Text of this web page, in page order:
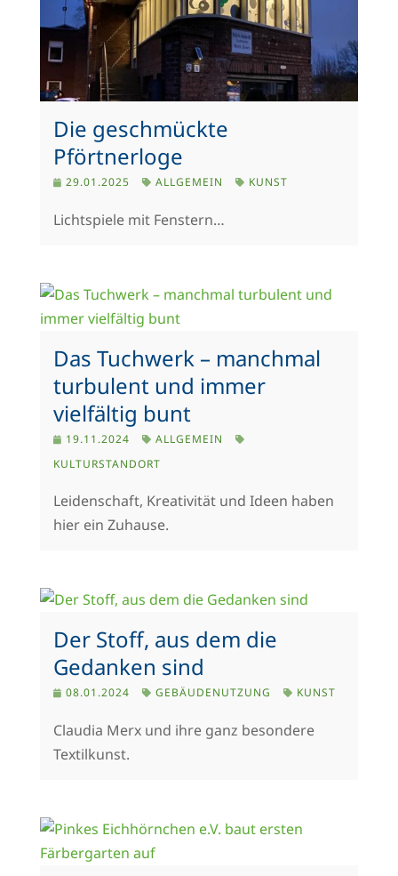
Die geschmückte
Pförtnerloge
29.01.2025 ALLGEMEIN KUNST
Lichtspiele mit Fenstern…
Das Tuchwerk – manchmal
turbulent und immer
vielfältig bunt
19.11.2024
ALLGEMEIN
KULTURSTANDORT
Leidenschaft, Kreativität und Ideen haben
hier ein Zuhause.
Der Stoff, aus dem die
Gedanken sind
08.01.2024 GEBÄUDENUTZUNG KUNST
Claudia Merx und ihre ganz besondere
Textilkunst.